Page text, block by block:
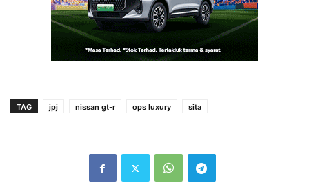
TAG jpj nissan gt-r ops luxury sita